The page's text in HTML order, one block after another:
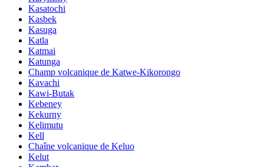
Kasatochi
Kasbek
Kasuga
Katla
Katmai
Katunga
Champ volcanique de Katwe-Kikorongo
Kavachi
Kawi-Butak
Kebeney
Kekurny
Kelimutu
Kell
Chaîne volcanique de Keluo
Kelut